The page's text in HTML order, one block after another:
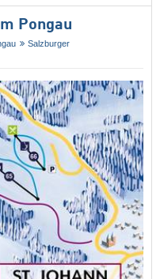
Pongau
Salzburger